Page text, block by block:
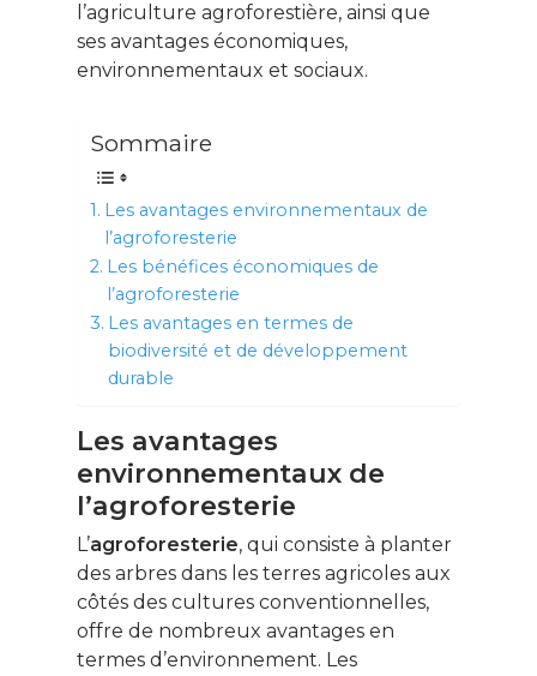
l’agriculture agroforestière, ainsi que
ses avantages économiques,
environnementaux et sociaux.
Sommaire
Les avantages environnementaux de
l’agroforesterie
Les bénéfices économiques de
l’agroforesterie
Les avantages en termes de
biodiversité et de développement
durable
Les avantages
environnementaux de
l’agroforesterie
L’agroforesterie, qui consiste à planter
des arbres dans les terres agricoles aux
côtés des cultures conventionnelles,
offre de nombreux avantages en
termes d’environnement. Les